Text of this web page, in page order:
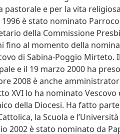
pastorale e per la vita
1996 è stato nominato
della Commissione
al momento della
di Sabina-Poggio Mirteto.
e il 19 marzo 2000 ha
2008 è anche
XVI lo ha nominato
della Diocesi. Ha fatto
la Scuola e
2002 è stato nominato da